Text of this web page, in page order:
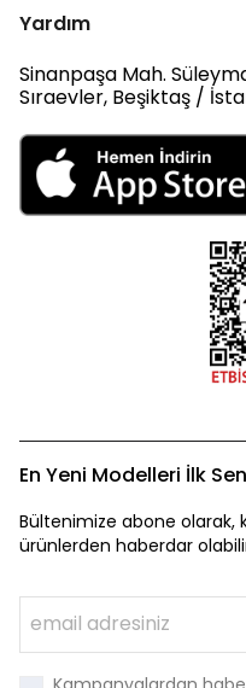
Yardım
Sinanpaşa Mah.
Sıraevler, Beşiktaş /
En Yeni Modelleri İlk
Bültenimize abone olarak,
ürünlerden haberdar